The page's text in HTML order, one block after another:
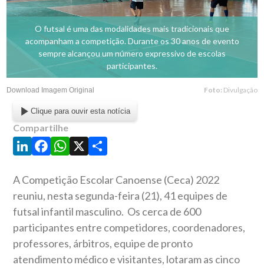
O futsal é uma das modalidades mais tradicionais que
acompanham a competição. Durante os 30 anos de evento
sempre alcançou um número expressivo de escolas
participantes.
Download Imagem Original Foto: Divulgação
Clique para ouvir esta notícia
Compartilhe
LinkedIn
Facebook
WhatsApp
X Share
A Competição Escolar Canoense (Ceca) 2022
reuniu, nesta segunda-feira (21), 41 equipes de
futsal infantil masculino. Os cerca de 600
participantes entre competidores, coordenadores,
professores, árbitros, equipe de pronto
atendimento médico e visitantes, lotaram as cinco